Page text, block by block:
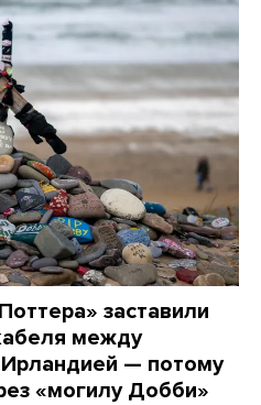
заставили
между
— потому
«могилу Добби»